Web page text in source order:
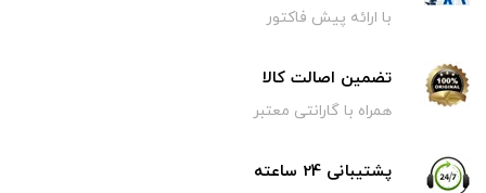
با ارائه پیش فاکتور
تضمین اصالت کالا
همراه با گارانتی معتبر
پشتیبانی 24 ساعته